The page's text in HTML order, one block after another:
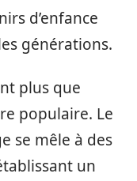
d’enfance
générations.
plus que
populaire. Le
se mêle à des
un